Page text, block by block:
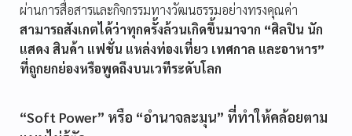
ผ่านการสื่อสารและกิจกรรมทางวัฒนธรรมอย่างทรงคุณค่า
สามารถสังเกตได้ว่าทุกครั้งล้วนเกิดขึ้นมาจาก “ศิลปิน นัก
แสดง สินค้า แฟชั่น แหล่งท่องเที่ยว เทศกาล และอาหาร”
ที่ถูกยกย่องหรือพูดถึงบนเวทีระดับโลก
“Soft Power” หรือ “อำนาจละมุน” ที่ทำให้คล้อยตาม